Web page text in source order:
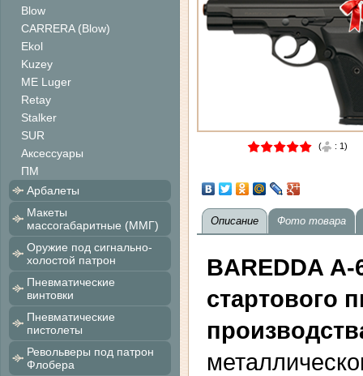
Blow
CARRERA (Blow)
Ekol
Kuzey
ME Luger
Retay
Stalker
SUR
Аксессуары
ПМ
Арбалеты
Макеты
массогабаритные (ММГ)
Оружие под сигнально-
холостой патрон
Пневматические
винтовки
Пневматические
пистолеты
Револьверы под патрон
Флобера
( : 1)
Описание Фото товара
BAREDDA
стартового